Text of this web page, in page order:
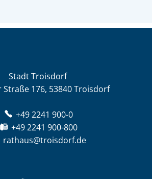
Stadt Troisdorf
Straße 176, 53840 Troisdorf
+49 2241 900-0
+49 2241 900-800
rathaus@troisdorf.de